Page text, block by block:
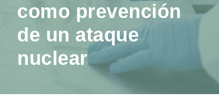
como prevención
de un ataque
nuclear